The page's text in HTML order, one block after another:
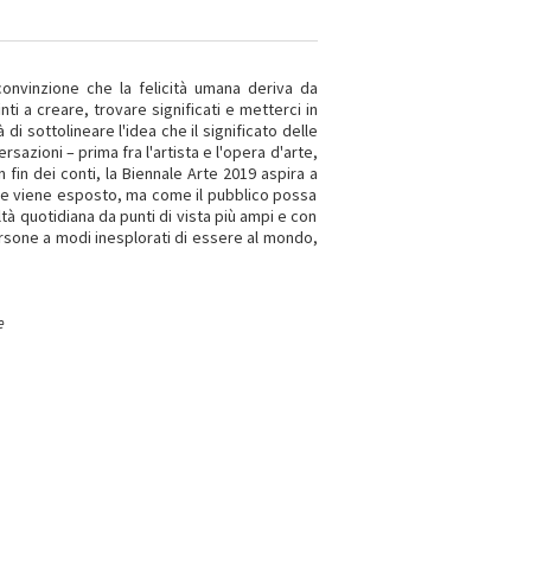
che la felicità umana deriva da
a creare, trovare significati e metterci in
di sottolineare l'idea che il significato delle
– prima fra l'artista e l'opera d'arte,
dei conti, la Biennale Arte 2019 aspira a
viene esposto, ma come il pubblico possa
quotidiana da punti di vista più ampi e con
a modi inesplorati di essere al mondo,